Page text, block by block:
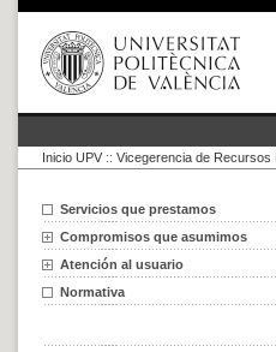
Inicio UPV :: Vicegerencia de
Servicios que prestamos
Compromisos que asumimos
Atención al usuario
Normativa